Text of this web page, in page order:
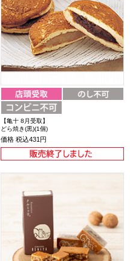
【亀十 8月受取】
どら焼き(黒)(1個)
価格 税込431円